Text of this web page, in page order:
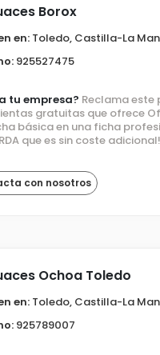
Borox
en: Toledo, Castilla-La
925527475
tu empresa? Reclama
gratuitas que ofrece
básica en una ficha
que es sin coste adicional!
con nosotros
Ochoa Toledo
en: Toledo, Castilla-La
925789007